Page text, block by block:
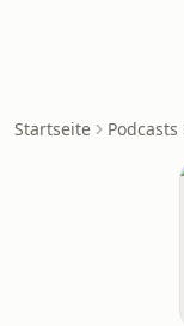
Startseite Podcasts